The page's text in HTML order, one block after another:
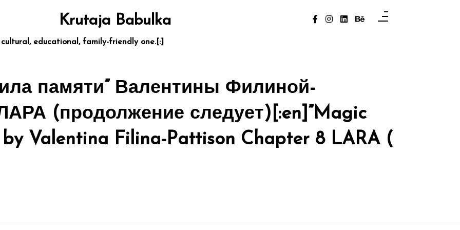
Krutaja Babulka
educational, family-friendly one.[:]
памяти” Валентины Филиной-
(продолжение следует)[:en]”Magic
by Valentina Filina-Pattison Chapter 8 LARA (